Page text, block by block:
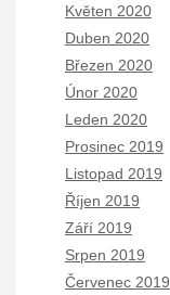
Květen 2020
Duben 2020
Březen 2020
Únor 2020
Leden 2020
Prosinec 2019
Listopad 2019
Říjen 2019
Září 2019
Srpen 2019
Červenec 2019